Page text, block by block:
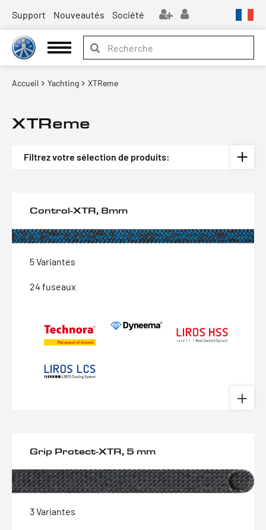
Support Nouveautés Société
Accueil Yachting XTReme
XTReme
Filtrez votre sélection de produits:
Control-XTR, 8mm
5 Variantes
24 fuseaux
Grip Protect-XTR, 5 mm
3 Variantes